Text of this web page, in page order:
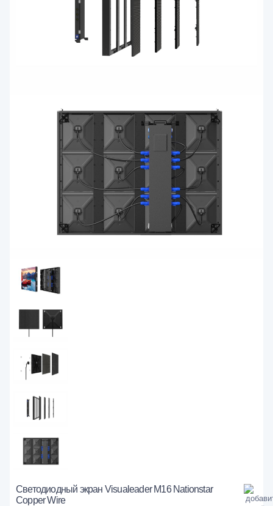
Светодиодный экран Visualeader M16 Nationstar
Copper Wire